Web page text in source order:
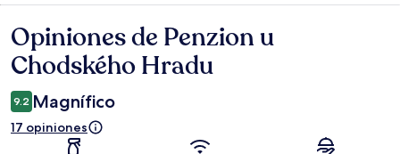
Opiniones
Opiniones de Penzion u
Chodského Hradu
9.2 Magnífico
17 opiniones